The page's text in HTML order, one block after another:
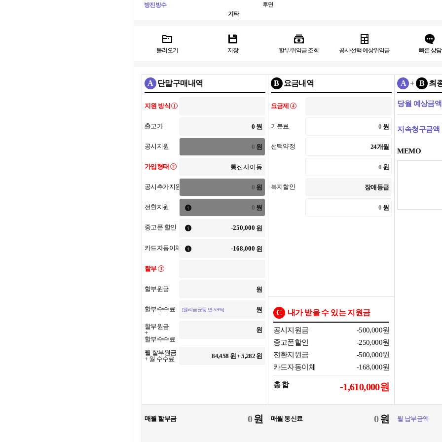
방진방수
후면
기타
불러오기 저장 할부/위약금 조회 공시/선택 예상위약금 빠른 상담
A 단말구매내역
지원 방식 1
출고가 원
공시지원 원
가입형태 2
공시추가지원 원
전환지원 원
중고폰 할인 원
카드자동이체 원
할부 3
할부원금 원
할부수수료 [원리금균등 연 5.9%] 원
할부원금
+
할부수수료
원
월 할부원금
+ 월 수수료
84,458 원 +5,282 원
B 요금내역
요금제 4
기본료 원
선택약정 24개월
원
복지할인 장애등급
원
C 내가 받을 수 있는 지원금
공시지원금 -500,000원
중고폰할인
-250,000원
전환지원금
-500,000원
카드자동이체
-168,000원
총 합 -1,610,000원
A + B 최
당월 예상금액
지속청구금액
MEMO
매월 할부금 원 매월 통신료 원 월 납부금액